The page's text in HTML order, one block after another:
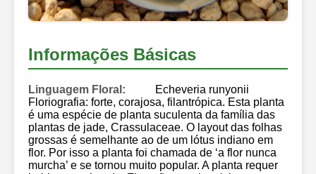
Informações Básicas
Linguagem Floral:
Echeveria runyonii
Floriografia: forte, corajosa, filantrópica. Esta planta
é uma espécie de planta suculenta da família das
plantas de jade, Crassulaceae. O layout das folhas
grossas é semelhante ao de um lótus indiano em
flor. Por isso a planta foi chamada de ‘a flor nunca
murcha’ e se tornou muito popular. A planta requer